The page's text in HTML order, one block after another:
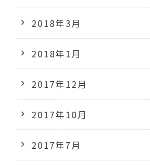
2018年3月
2018年1月
2017年12月
2017年10月
2017年7月